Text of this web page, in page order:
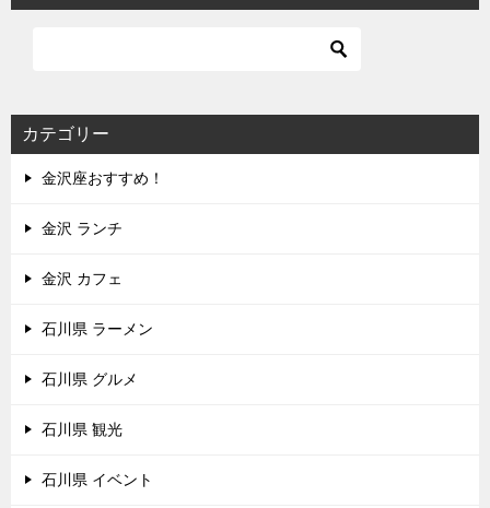
カテゴリー
金沢座おすすめ！
金沢 ランチ
金沢 カフェ
石川県 ラーメン
石川県 グルメ
石川県 観光
石川県 イベント